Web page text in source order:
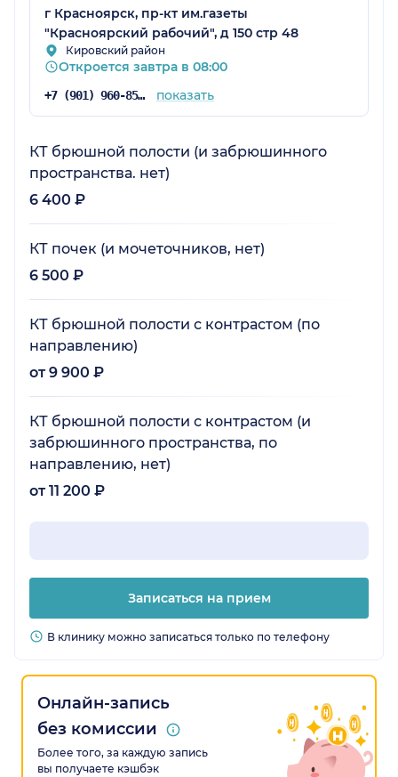
г Красноярск, пр-кт им.газеты
"Красноярский рабочий", д 150 стр 48
Кировский район
Откроется завтра в 08:00
+7 (901) 960-85-93 показать
КТ брюшной полости (и забрюшинного
пространства. нет)
6 400 ₽
КТ почек (и мочеточников, нет)
6 500 ₽
КТ брюшной полости с контрастом (по
направлению)
от 9 900 ₽
КТ брюшной полости с контрастом (и
забрюшинного пространства, по
направлению, нет)
от 11 200 ₽
Записаться на прием
В клинику можно записаться только по телефону
Онлайн-запись
без комиссии
Более того, за каждую запись
вы получаете кэшбэк